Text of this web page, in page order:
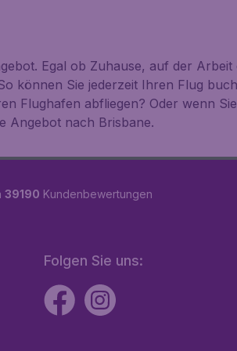
Egal ob Zuhause, auf der Arbeit
können Sie jederzeit Ihren Flug
Flughafen abfliegen? Oder wenn
Angebot nach Brisbane.
39190 Kundenbewertungen
Folgen Sie uns: